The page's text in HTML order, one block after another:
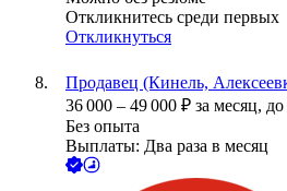
Откликнитесь среди первых
Откликнуться
Продавец (Кинель,
36 000 – 49 000 ₽ за месяц,
Без опыта
Выплаты: Два раза в месяц